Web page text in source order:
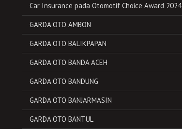
Car Insurance pada Otomotif Choice Award 2024
GARDA OTO AMBON
GARDA OTO BALIKPAPAN
GARDA OTO BANDA ACEH
GARDA OTO BANDUNG
GARDA OTO BANJARMASIN
GARDA OTO BANTUL